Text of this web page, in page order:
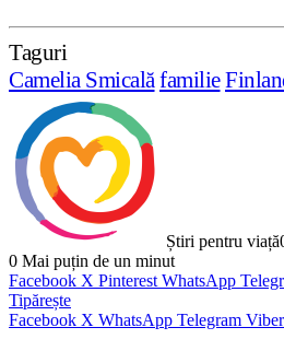
Taguri
Camelia Smicalăfamilie
Știri pentru viață
0 Mai puțin de un minut
Facebook X Pinterest WhatsApp
Tipărește
Facebook X WhatsApp Telegram Viber